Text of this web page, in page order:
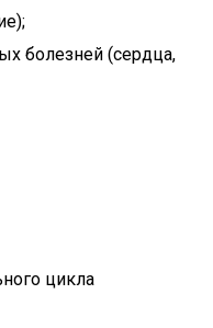
болезней (сердца,